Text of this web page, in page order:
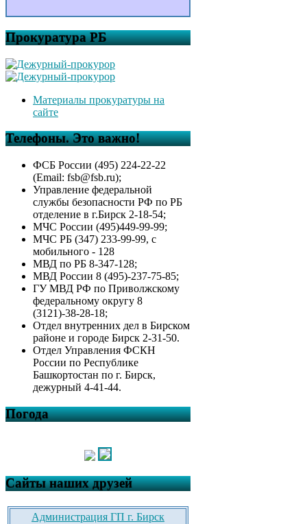
Прокуратура РБ
Материалы прокуратуры на
сайте
Телефоны. Это важно!
ФСБ России (495) 224-22-22
(Email: fsb@fsb.ru);
Управление федеральной
службы безопасности РФ по РБ
отделение в г.Бирск 2-18-54;
МЧС России (495)449-99-99;
МЧС РБ (347) 233-99-99, с
мобильного - 128
МВД по РБ 8-347-128;
МВД России 8 (495)-237-75-85;
ГУ МВД РФ по Приволжскому
федеральному округу 8
(3121)-38-28-18;
Отдел внутренних дел в Бирском
районе и городе Бирск 2-31-50.
Отдел Управления ФСКН
России по Республике
Башкортостан по г. Бирск,
дежурный 4-41-44.
Погода
Сайты наших друзей
Администрация ГП г. Бирск